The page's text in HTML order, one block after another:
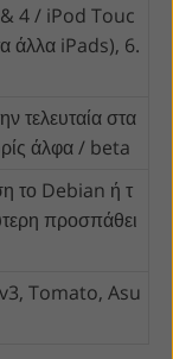
4 / iPod Touc
άλλα iPads), 6.
τελευταία στα
άλφα / beta
το Debian ή τ
προσπάθει
Tomato, Asu